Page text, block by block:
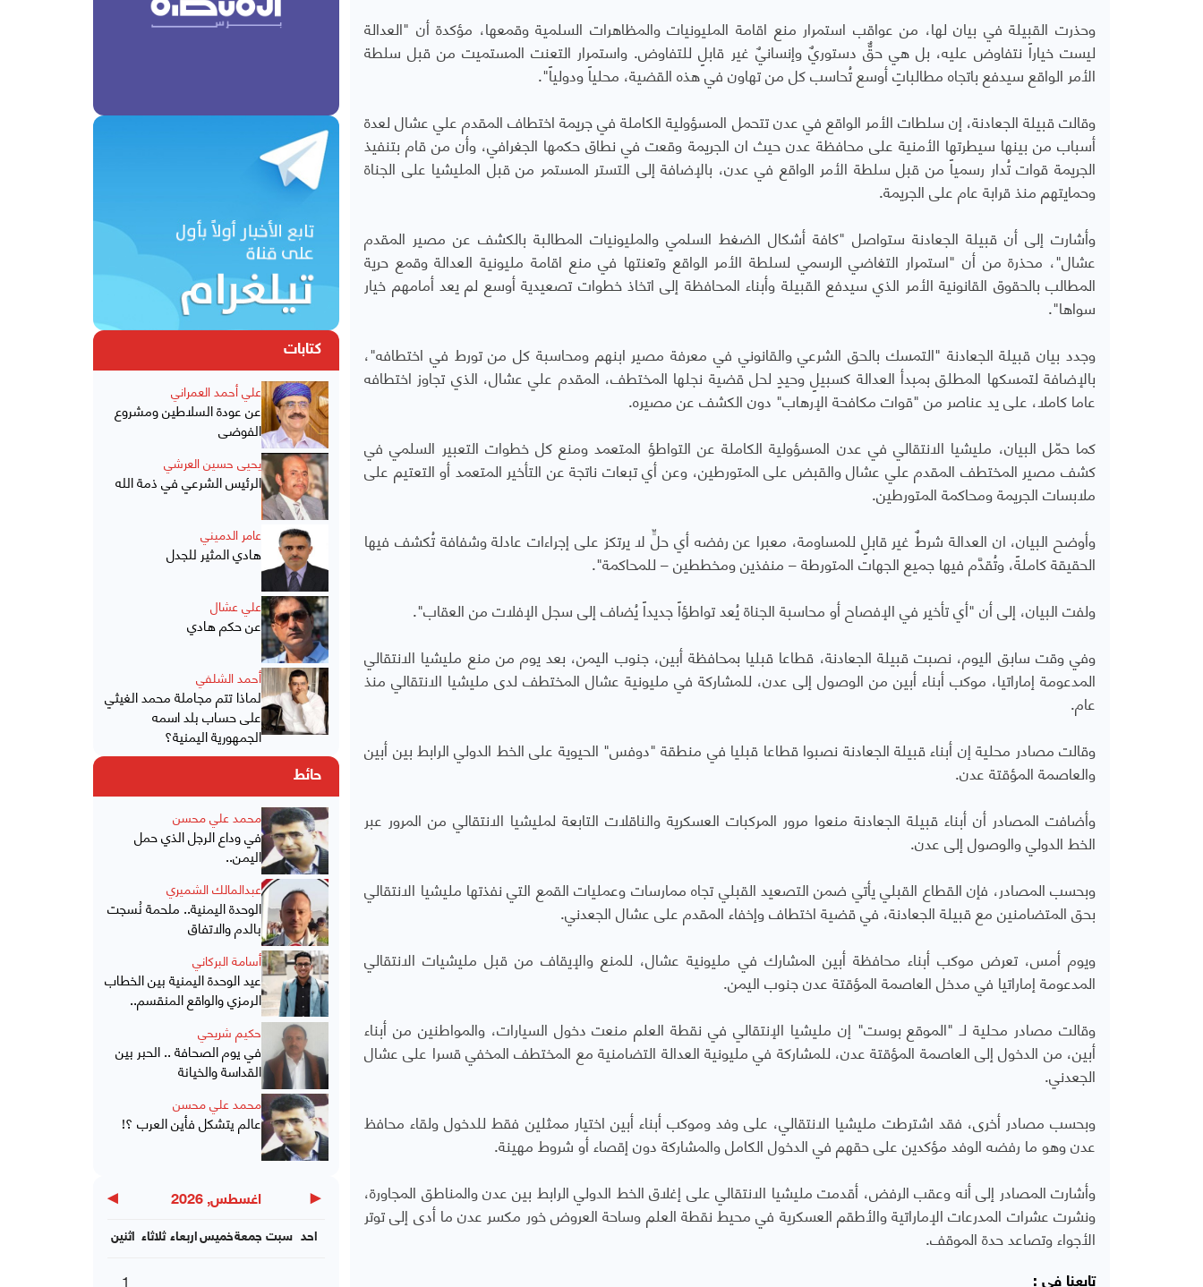
وحذرت القبيلة في بيان لها، من عواقب استمرار منع اقامة المليونيات والمظاهرات السلمية وقمعها، مؤكدة أن "العدالة
ليست خياراً نتفاوض عليه، بل هي حقٌّ دستوريٌ وإنسانيٌ غير قابلٍ للتفاوض. واستمرار التعنت المستميت من قبل سلطة
الأمر الواقع سيدفع باتجاه مطالباتٍ أوسع تُحاسب كل من تهاون في هذه القضية، محلياً ودولياً".
وقالت قبيلة الجعادنة، إن سلطات الأمر الواقع في عدن تتحمل المسؤولية الكاملة في جريمة اختطاف المقدم علي عشال لعدة
أسباب من بينها سيطرتها الأمنية على محافظة عدن حيث ان الجريمة وقعت في نطاق حكمها الجغرافي، وأن من قام بتنفيذ
الجريمة قوات تُدار رسمياً من قبل سلطة الأمر الواقع في عدن، بالإضافة إلى التستر المستمر من قبل المليشيا على الجناة
وحمايتهم منذ قرابة عام على الجريمة.
وأشارت إلى أن قبيلة الجعادنة ستواصل "كافة أشكال الضغط السلمي والمليونيات المطالبة بالكشف عن مصير المقدم
عشال"، محذرة من أن "استمرار التغاضي الرسمي لسلطة الأمر الواقع وتعنتها في منع اقامة مليونية العدالة وقمع حرية
المطالب بالحقوق القانونية الأمر الذي سيدفع القبيلة وأبناء المحافظة إلى اتخاذ خطوات تصعيدية أوسع لم يعد أمامهم خيار
سواها".
وجدد بيان قبيلة الجعادنة "التمسك بالحق الشرعي والقانوني في معرفة مصير ابنهم ومحاسبة كل من تورط في اختطافه"،
بالإضافة لتمسكها المطلق بمبدأ العدالة كسبيلٍ وحيدٍ لحل قضية نجلها المختطف، المقدم علي عشال، الذي تجاوز اختطافه
عاما كاملا، على يد عناصر من "قوات مكافحة الإرهاب" دون الكشف عن مصيره.
كما حمّل البيان، مليشيا الانتقالي في عدن المسؤولية الكاملة عن التواطؤ المتعمد ومنع كل خطوات التعبير السلمي في
كشف مصير المختطف المقدم علي عشال والقبض على المتورطين، وعن أي تبعات ناتجة عن التأخير المتعمد أو التعتيم على
ملابسات الجريمة ومحاكمة المتورطين.
وأوضح البيان، ان العدالة شرطٌ غير قابلٍ للمساومة، معبرا عن رفضه أي حلٍّ لا يرتكز على إجراءات عادلة وشفافة تُكشف فيها
الحقيقة كاملةً، وتُقدَّم فيها جميع الجهات المتورطة – منفذين ومخططين – للمحاكمة".
ولفت البيان، إلى أن "أي تأخير في الإفصاح أو محاسبة الجناة يُعد تواطؤاً جديداً يُضاف إلى سجل الإفلات من العقاب".
وفي وقت سابق اليوم، نصبت قبيلة الجعادنة، قطاعا قبليا بمحافظة أبين، جنوب اليمن، بعد يوم من منع مليشيا الانتقالي
المدعومة إماراتيا، موكب أبناء أبين من الوصول إلى عدن، للمشاركة في مليونية عشال المختطف لدى مليشيا الانتقالي منذ
عام.
وقالت مصادر محلية إن أبناء قبيلة الجعادنة نصبوا قطاعا قبليا في منطقة "دوفس" الحيوية على الخط الدولي الرابط بين أبين
والعاصمة المؤقتة عدن.
وأضافت المصادر أن أبناء قبيلة الجعادنة منعوا مرور المركبات العسكرية والناقلات التابعة لمليشيا الانتقالي من المرور عبر
الخط الدولي والوصول إلى عدن.
وبحسب المصادر، فإن القطاع القبلي يأتي ضمن التصعيد القبلي تجاه ممارسات وعمليات القمع التي نفذتها مليشيا الانتقالي
بحق المتضامنين مع قبيلة الجعادنة، في قضية اختطاف وإخفاء المقدم على عشال الجعدني.
ويوم أمس، تعرض موكب أبناء محافظة أبين المشارك في مليونية عشال، للمنع والإيقاف من قبل مليشيات الانتقالي
المدعومة إماراتيا في مدخل العاصمة المؤقتة عدن جنوب اليمن.
وقالت مصادر محلية لـ "الموقع بوست" إن مليشيا الإنتقالي في نقطة العلم منعت دخول السيارات، والمواطنين من أبناء
أبين، من الدخول إلى العاصمة المؤقتة عدن، للمشاركة في مليونية العدالة التضامنية مع المختطف المخفي قسرا على عشال
الجعدني.
وبحسب مصادر أخرى، فقد اشترطت مليشيا الانتقالي، على وفد وموكب أبناء أبين اختيار ممثلين فقط للدخول ولقاء محافظ
عدن وهو ما رفضه الوفد مؤكدين على حقهم في الدخول الكامل والمشاركة دون إقصاء أو شروط مهينة.
وأشارت المصادر إلى أنه وعقب الرفض، أقدمت مليشيا الانتقالي على إغلاق الخط الدولي الرابط بين عدن والمناطق المجاورة،
ونشرت عشرات المدرعات الإماراتية والأطقم العسكرية في محيط نقطة العلم وساحة العروض خور مكسر عدن ما أدى إلى توتر
الأجواء وتصاعد حدة الموقف.
تابعنا في :
كتابات
علي أحمد العمراني
عن عودة السلاطين ومشروع
الفوضى
يحيى حسين العرشي
الرئيس الشرعي في ذمة الله
عامر الدميني
هادي المثير للجدل
علي عشال
عن حكم هادي
أحمد الشلفي
لماذا تتم مجاملة محمد الغيثي
على حساب بلد اسمه
الجمهورية اليمنية؟
حائط
محمد علي محسن
في وداع الرجل الذي حمل
اليمن..
عبدالمالك الشميري
الوحدة اليمنية.. ملحمة نُسجت
بالدم والاتفاق
أسامة البركاني
عيد الوحدة اليمنية بين الخطاب
الرمزي والواقع المنقسم..
حكيم شريحي
في يوم الصحافة .. الحبر بين
القداسة والخيانة
محمد علي محسن
عالم يتشكل فأين العرب ؟!
◀ اغسطس, 2026 ▶
اثنين ثلاثاء اربعاءخميسجمعة سبت احد
1